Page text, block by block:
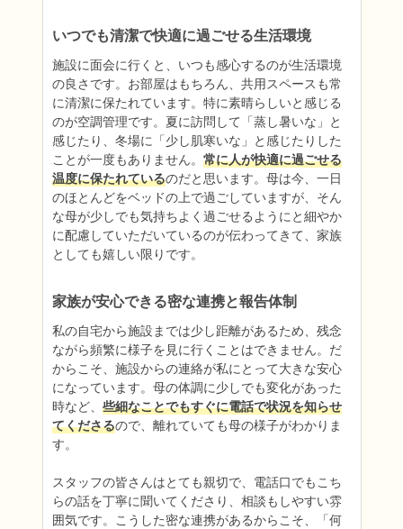
いつでも清潔で快適に過ごせる生活環境
施設に面会に行くと、いつも感心するのが生活環境
の良さです。お部屋はもちろん、共用スペースも常
に清潔に保たれています。特に素晴らしいと感じる
のが空調管理です。夏に訪問して「蒸し暑いな」と
感じたり、冬場に「少し肌寒いな」と感じたりした
ことが一度もありません。 常に人が快適に過ごせる
温度に保たれているのだと思います。母は今、一日
のほとんどをベッドの上で過ごしていますが、そん
な母が少しでも気持ちよく過ごせるようにと細やか
に配慮していただいているのが伝わってきて、家族
としても嬉しい限りです。
家族が安心できる密な連携と報告体制
私の自宅から施設までは少し距離があるため、残念
ながら頻繁に様子を見に行くことはできません。だ
からこそ、施設からの連絡が私にとって大きな安心
になっています。母の体調に少しでも変化があった
時など、 些細なことでもすぐに電話で状況を知らせ
てくださるので、離れていても母の様子がわかりま
す。
スタッフの皆さんはとても親切で、電話口でもこち
らの話を丁寧に聞いてくださり、相談もしやすい雰
囲気です。こうした密な連携があるからこそ、「何